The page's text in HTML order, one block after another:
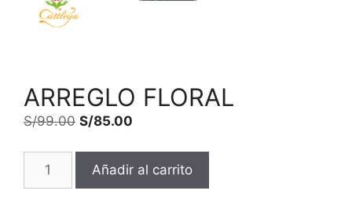
ARREGLO FLORAL
S/99.00 S/85.00
Añadir al carrito